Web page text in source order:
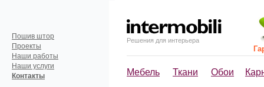
Решения для интерьера
Мебель Ткани Обои
Пошив штор
Проекты
Наши работы
Наши услуги
Контакты